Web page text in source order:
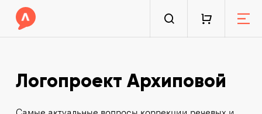
Логопроект Архиповой